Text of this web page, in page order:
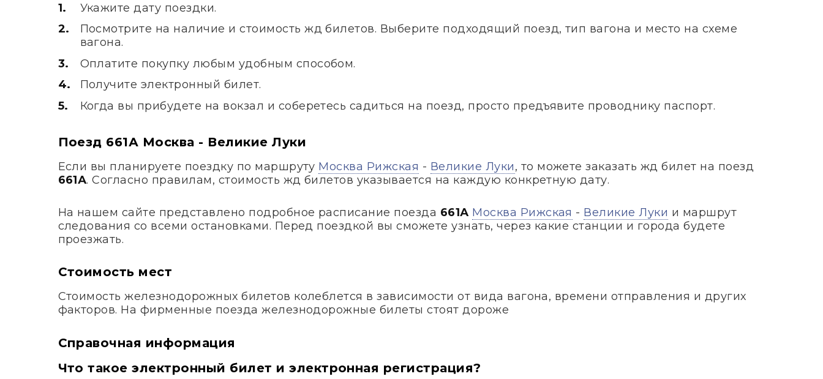
Укажите дату поездки.
Посмотрите на наличие и стоимость жд билетов. Выберите подходящий поезд, тип вагона и место на схеме
вагона.
Оплатите покупку любым удобным способом.
Получите электронный билет.
Когда вы прибудете на вокзал и соберетесь садиться на поезд, просто предъявите проводнику паспорт.
Поезд 661А Москва - Великие Луки
Если вы планируете поездку по маршруту Москва Рижская - Великие Луки, то можете заказать жд билет на поезд
661А. Согласно правилам, стоимость жд билетов указывается на каждую конкретную дату.
На нашем сайте представлено подробное расписание поезда 661А Москва Рижская - Великие Луки и маршрут
следования со всеми остановками. Перед поездкой вы сможете узнать, через какие станции и города будете
проезжать.
Стоимость мест
Стоимость железнодорожных билетов колеблется в зависимости от вида вагона, времени отправления и других
факторов. На фирменные поезда железнодорожные билеты стоят дороже
Справочная информация
Что такое электронный билет и электронная регистрация?